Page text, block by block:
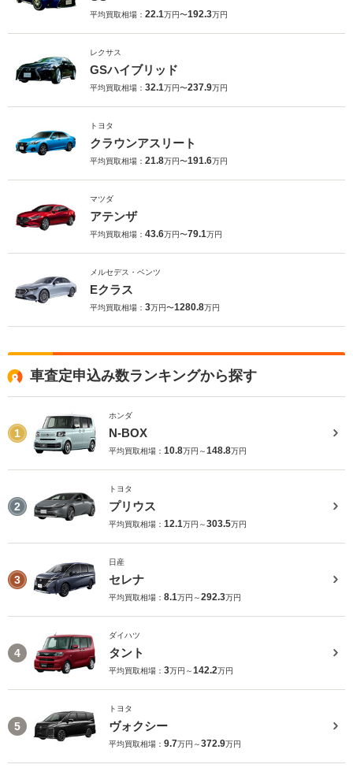
平均買取相場： 22.1万円〜192.3万円
レクサス
GSハイブリッド
平均買取相場： 32.1万円〜237.9万円
トヨタ
クラウンアスリート
平均買取相場： 21.8万円〜191.6万円
マツダ
アテンザ
平均買取相場： 43.6万円〜79.1万円
メルセデス・ベンツ
Eクラス
平均買取相場： 3万円〜1280.8万円
車査定申込み数ランキングから探す
1
ホンダ
N-BOX
平均買取相場： 10.8万円～148.8万円
2
トヨタ
プリウス
平均買取相場： 12.1万円～303.5万円
3
日産
セレナ
平均買取相場： 8.1万円～292.3万円
4
ダイハツ
タント
平均買取相場： 3万円～142.2万円
5
トヨタ
ヴォクシー
平均買取相場： 9.7万円～372.9万円